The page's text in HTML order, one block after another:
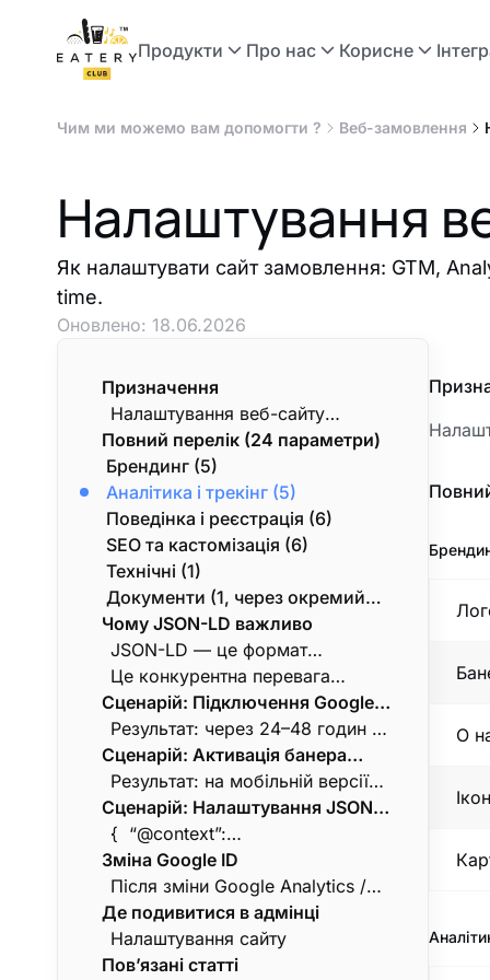
Продукти Про нас Корисне
Чим ми можемо вам допомогти ? Веб-замовлення
Налаштування
Як налаштувати сайт замовлення: GTM,
time.
Оновлено: 18.06.2026
Призначення
Налаштування веб-сайту
замовлення Eatery Club:
брендинг, аналітика,
регістрація, SEO, кастомні теги,
real-time.
Повний перелік (24 параметри)
Брендинг (5)
Аналітика і трекінг (5)
Поведінка і реєстрація (6)
SEO та кастомізація (6)
Технічні (1)
Документи (1, через окремий
розділ)
Чому JSON-LD важливо
JSON-LD — це формат
структурованих даних, які
пошуковики (Google, Bing)
використовують для побудови
rich snippets у видачі. Для
ресторанної вертикалі це
означає:
Це конкурентна перевага
vs. Toast / Square / Clover для
США (де ці платформи не дають
такого рівня SEO-кастомізації).
Сценарій: Підключення Google
Analytics 4
Результат: через 24–48 годин у
GA4 з’являться події.
Сценарій: Активація банера
«Завантажити додаток»
Результат: на мобільній версії
сайту вгорі з’явиться банер з
посиланнями в App Store /
Google Play (посилання
беруться з «Налаштування
конфігу»).
Сценарій: Налаштування JSON-
LD для ресторанної вертикалі
{ “@context”:
“https://schema.org”, “@type”:
“Restaurant”, “name”: “Eatery
Club Sushi”, “address”: {
“@type”: “PostalAddress”,
“streetAddress”: “вул.
Зміна Google ID
Після зміни Google Analytics /
Ads ID попередні дані не
переносяться. Робіть зміну
тільки при свідомому переході
Де подивитися в адмінці
Налаштування сайту
Пов’язані статті
О